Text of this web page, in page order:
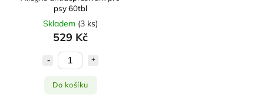
psy 60tbl
Skladem (3 ks)
529 Kč
Do košíku